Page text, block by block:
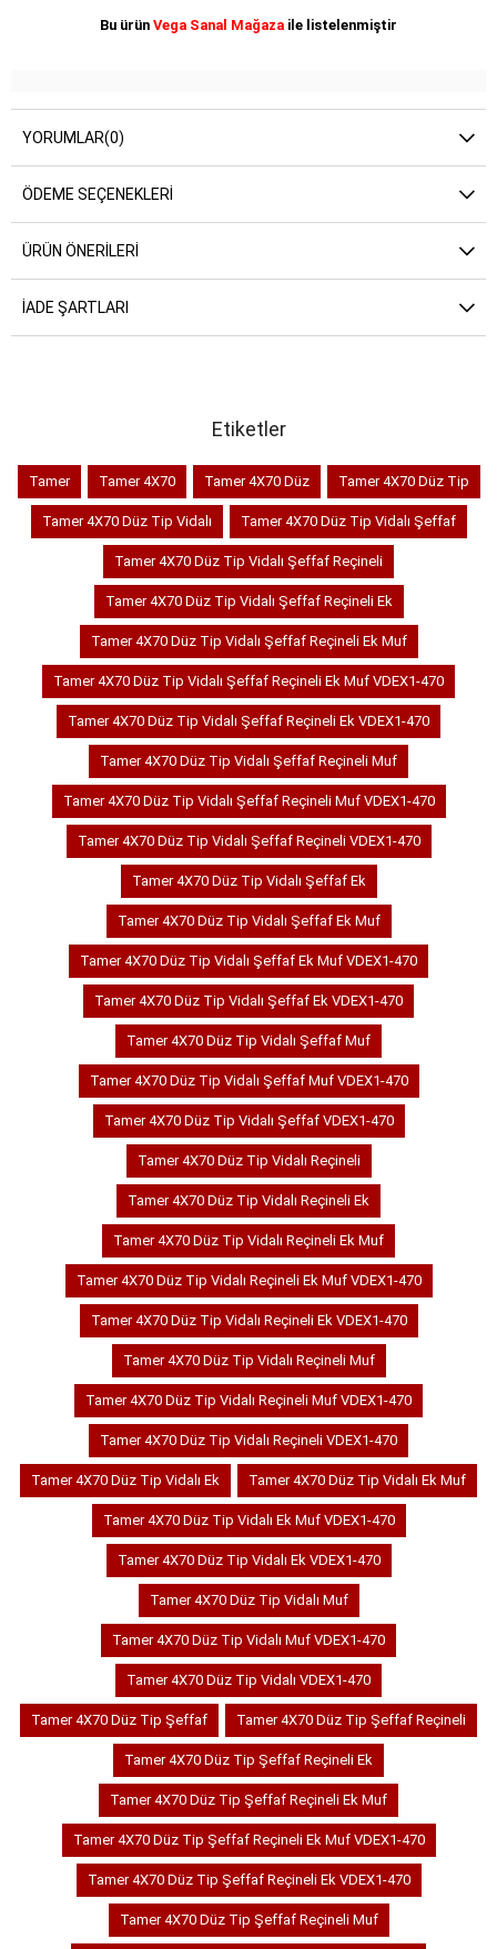
Bu ürün Vega Sanal Mağaza ile listelenmiştir
YORUMLAR(0)
ÖDEME SEÇENEKLERI
ÜRÜN ÖNERILERI
İADE ŞARTLARI
Etiketler
Tamer Tamer 4X70 Tamer 4X70 Düz Tamer 4X70 Düz Tip
Tamer 4X70 Düz Tip Vidalı Tamer 4X70 Düz Tip Vidalı Şeffaf
Tamer 4X70 Düz Tip Vidalı Şeffaf Reçineli
Tamer 4X70 Düz Tip Vidalı Şeffaf Reçineli Ek
Tamer 4X70 Düz Tip Vidalı Şeffaf Reçineli Ek Muf
Tamer 4X70 Düz Tip Vidalı Şeffaf Reçineli Ek Muf VDEX1-470
Tamer 4X70 Düz Tip Vidalı Şeffaf Reçineli Ek VDEX1-470
Tamer 4X70 Düz Tip Vidalı Şeffaf Reçineli Muf
Tamer 4X70 Düz Tip Vidalı Şeffaf Reçineli Muf VDEX1-470
Tamer 4X70 Düz Tip Vidalı Şeffaf Reçineli VDEX1-470
Tamer 4X70 Düz Tip Vidalı Şeffaf Ek
Tamer 4X70 Düz Tip Vidalı Şeffaf Ek Muf
Tamer 4X70 Düz Tip Vidalı Şeffaf Ek Muf VDEX1-470
Tamer 4X70 Düz Tip Vidalı Şeffaf Ek VDEX1-470
Tamer 4X70 Düz Tip Vidalı Şeffaf Muf
Tamer 4X70 Düz Tip Vidalı Şeffaf Muf VDEX1-470
Tamer 4X70 Düz Tip Vidalı Şeffaf VDEX1-470
Tamer 4X70 Düz Tip Vidalı Reçineli
Tamer 4X70 Düz Tip Vidalı Reçineli Ek
Tamer 4X70 Düz Tip Vidalı Reçineli Ek Muf
Tamer 4X70 Düz Tip Vidalı Reçineli Ek Muf VDEX1-470
Tamer 4X70 Düz Tip Vidalı Reçineli Ek VDEX1-470
Tamer 4X70 Düz Tip Vidalı Reçineli Muf
Tamer 4X70 Düz Tip Vidalı Reçineli Muf VDEX1-470
Tamer 4X70 Düz Tip Vidalı Reçineli VDEX1-470
Tamer 4X70 Düz Tip Vidalı Ek Tamer 4X70 Düz Tip Vidalı Ek Muf
Tamer 4X70 Düz Tip Vidalı Ek Muf VDEX1-470
Tamer 4X70 Düz Tip Vidalı Ek VDEX1-470
Tamer 4X70 Düz Tip Vidalı Muf
Tamer 4X70 Düz Tip Vidalı Muf VDEX1-470
Tamer 4X70 Düz Tip Vidalı VDEX1-470
Tamer 4X70 Düz Tip Şeffaf Tamer 4X70 Düz Tip Şeffaf Reçineli
Tamer 4X70 Düz Tip Şeffaf Reçineli Ek
Tamer 4X70 Düz Tip Şeffaf Reçineli Ek Muf
Tamer 4X70 Düz Tip Şeffaf Reçineli Ek Muf VDEX1-470
Tamer 4X70 Düz Tip Şeffaf Reçineli Ek VDEX1-470
Tamer 4X70 Düz Tip Şeffaf Reçineli Muf